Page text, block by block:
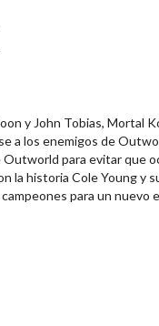
y John Tobias, Mortal
a los enemigos de
Outworld para evitar que
la historia Cole Young y
para un nuevo